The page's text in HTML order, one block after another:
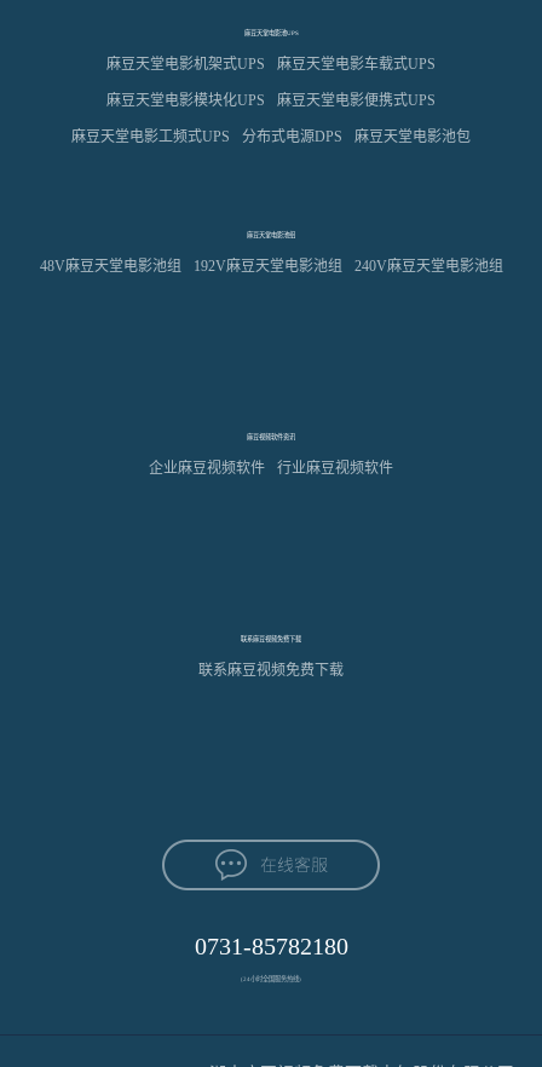
麻豆天堂电影池UPS
麻豆天堂电影机架式UPS 麻豆天堂电影车载式UPS
麻豆天堂电影模块化UPS 麻豆天堂电影便携式UPS
麻豆天堂电影工频式UPS 分布式电源DPS 麻豆天堂电影池包
麻豆天堂电影池组
48V麻豆天堂电影池组 192V麻豆天堂电影池组 240V麻豆天堂电影池组
麻豆视频软件资讯
企业麻豆视频软件 行业麻豆视频软件
联系麻豆视频免费下载
联系麻豆视频免费下载
0731-85782180
(24小时全国服务热线)